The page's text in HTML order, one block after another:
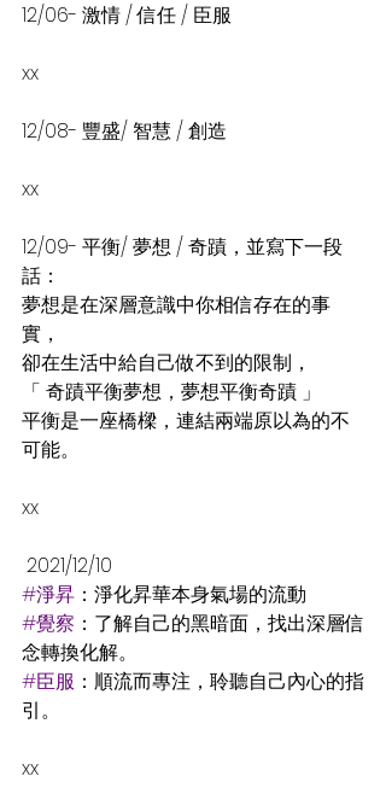
12/06- 激情 / 信任 / 臣服
xx
12/08- 豐盛/ 智慧 / 創造
xx
12/09- 平衡/ 夢想 / 奇蹟，並寫下一段
話：
夢想是在深層意識中你相信存在的事
實，
卻在生活中給自己做不到的限制，
「 奇蹟平衡夢想，夢想平衡奇蹟 」
平衡是一座橋樑，連結兩端原以為的不
可能。
xx
2021/12/10
#淨昇 ：淨化昇華本身氣場的流動
#覺察 ：了解自己的黑暗面，找出深層信
念轉換化解。
#臣服 ：順流而專注，聆聽自己內心的指
引。
xx